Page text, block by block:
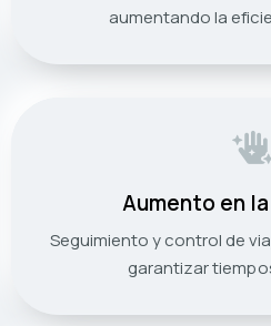
aumentando la
Aumento en
Seguimiento y control de
garantizar